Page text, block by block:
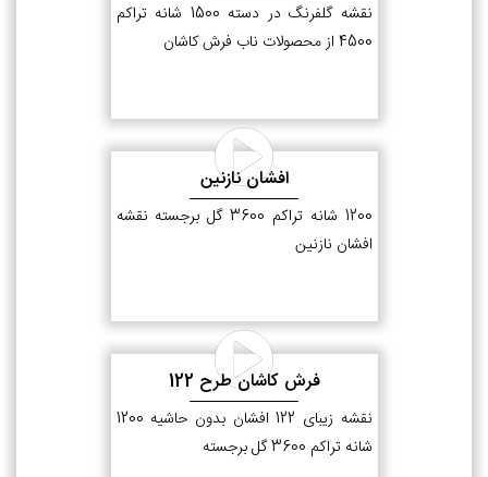
نقشه گلفرنگ در دسته 1500 شانه تراکم
4500 از محصولات ناب فرش کاشان
افشان نازنین
1200 شانه تراکم 3600 گل برجسته نقشه
افشان نازنین
فرش کاشان طرح 122
نقشه زیبای 122 افشان بدون حاشیه 1200
شانه تراکم 3600 گل برجسته